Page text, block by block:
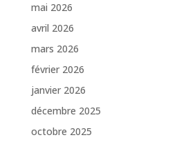
mai 2026
avril 2026
mars 2026
février 2026
janvier 2026
décembre 2025
octobre 2025